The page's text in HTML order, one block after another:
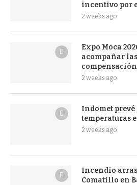
incentivo por
2 weeks ago
Expo Moca
acompañar
2 weeks ago
Indomet
temperaturas
2 weeks ago
Incendio
Comatillo en